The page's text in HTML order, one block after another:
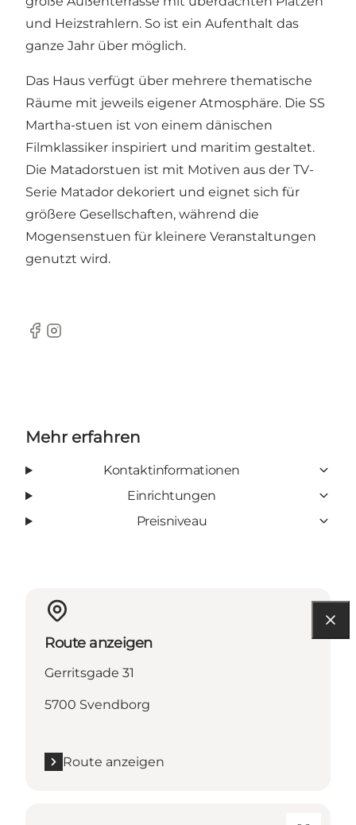
und Heizstrahlern. So ist ein Aufenthalt das
ganze Jahr über möglich.
Das Haus verfügt über mehrere thematische
Räume mit jeweils eigener Atmosphäre. Die SS
Martha-stuen ist von einem dänischen
Filmklassiker inspiriert und maritim gestaltet.
Die Matadorstuen ist mit Motiven aus der TV-
Serie Matador dekoriert und eignet sich für
größere Gesellschaften, während die
Mogensenstuen für kleinere Veranstaltungen
genutzt wird.
Facebook
Instagram
Mehr erfahren
Kontaktinformationen
Einrichtungen
Preisniveau
Route anzeigen
Gerritsgade 31
5700 Svendborg
Route anzeigen